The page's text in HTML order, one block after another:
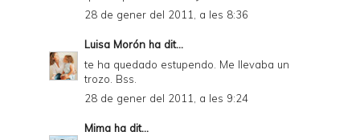
28 de gener del 2011, a les 8:36
Luisa Morón ha dit...
te ha quedado estupendo. Me llevaba un
trozo. Bss.
28 de gener del 2011, a les 9:24
Mima ha dit...